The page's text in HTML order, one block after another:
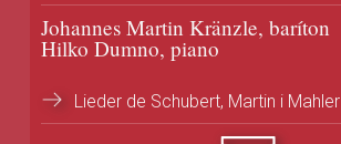
Johannes Martin Kränzle, baríton
Hilko Dumno, piano
Lieder de Schubert, Martin i Mahler